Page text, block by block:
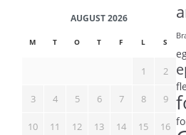
AUGUST 2026
M T O T F L S
1 2
3 4 5 6 7 8 9
10 11 12 13 14 15 16